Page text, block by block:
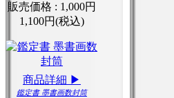
販売価格 : 1,000円
1,100円(税込)
商品詳細 ▶
鑑定書 墨書画数封筒